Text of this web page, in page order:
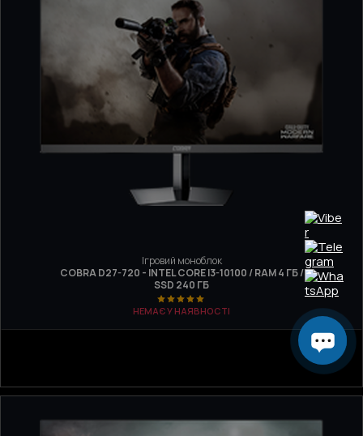
Ігровий моноблок
COBRA D27-720 - INTEL CORE I3-10100 / RAM 4 ГБ /
SSD 240 ГБ
НЕМАЄ У НАЯВНОСТІ